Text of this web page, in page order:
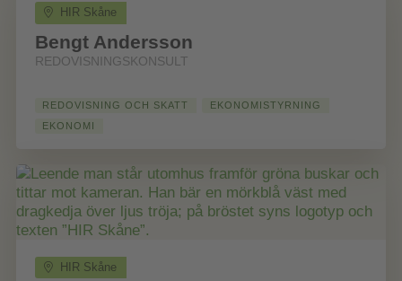
HIR Skåne
Bengt Andersson
REDOVISNINGSKONSULT
REDOVISNING OCH SKATT
EKONOMISTYRNING
EKONOMI
HIR Skåne